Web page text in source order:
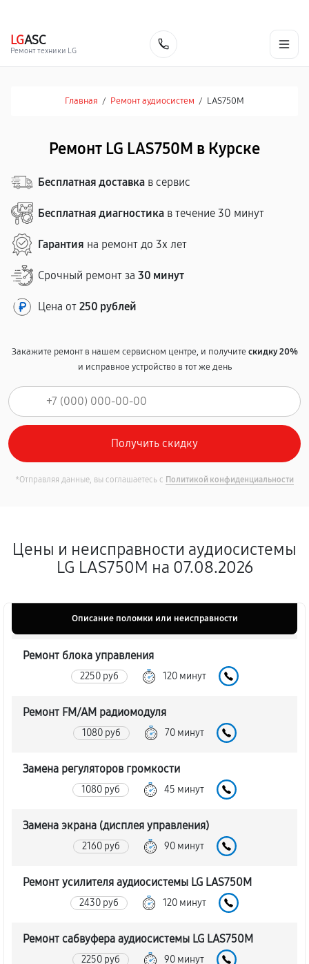
LGASC
Ремонт техники LG
Главная / Ремонт аудиосистем / LAS750M
Ремонт LG LAS750M в Курске
Бесплатная доставка в сервис
Бесплатная диагностика в течение 30 минут
Гарантия на ремонт до 3х лет
Срочный ремонт за 30 минут
Цена от 250 рублей
Закажите ремонт в нашем сервисном центре, и получитескидку 20%
и исправное устройство в тот же день
*Отправляя данные, вы соглашаетесь с Политикой конфиденциальности
Цены и неисправности аудиосистемы
LG LAS750M на 07.08.2026
Описание поломки или неисправности
Ремонт блока управления
2250 руб 120 минут
Ремонт FM/AM радиомодуля
1080 руб 70 минут
Замена регуляторов громкости
1080 руб 45 минут
Замена экрана (дисплея управления)
2160 руб 90 минут
Ремонт усилителя аудиосистемы LG LAS750M
2430 руб 120 минут
Ремонт сабвуфера аудиосистемы LG LAS750M
2250 руб 90 минут